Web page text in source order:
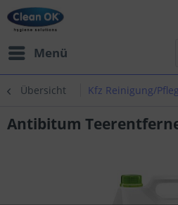
Menü
Übersicht Kfz Reinigung/
Antibitum